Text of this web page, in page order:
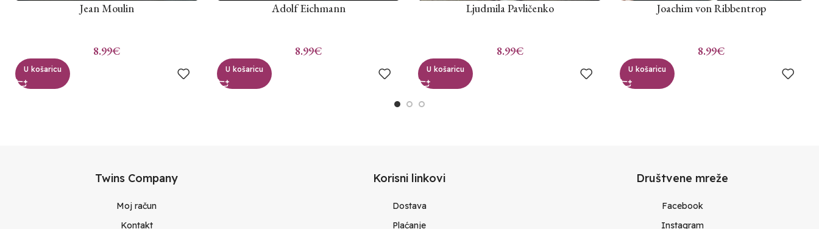
Jean Moulin
8.99€
U košaricu
Adolf Eichmann
8.99€
U košaricu
Ljudmila Pavličenko
8.99€
U košaricu
Joachim von Ribbentrop
8.99€
U košaricu
Twins Company
Moj račun
Kontakt
Korisni linkovi
Dostava
Plaćanje
Društvene mreže
Facebook
Instagram